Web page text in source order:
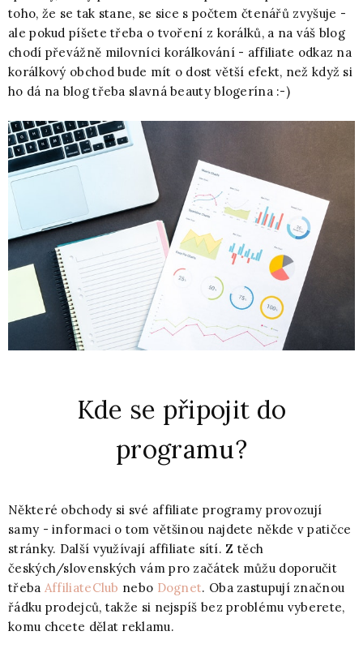
toho, že se tak stane, se sice s počtem čtenářů zvyšuje -
ale pokud píšete třeba o tvoření z korálků, a na váš blog
chodí převážně milovníci korálkování - affiliate odkaz na
korálkový obchod bude mít o dost větší efekt, než když si
ho dá na blog třeba slavná beauty blogerína :-)
Kde se připojit do
programu?
Některé obchody si své affiliate programy provozují
samy - informaci o tom většinou najdete někde v patičce
stránky. Další využívají affiliate sítí. Z těch
českých/slovenských vám pro začátek můžu doporučit
třeba AffiliateClub nebo Dognet. Oba zastupují značnou
řádku prodejců, takže si nejspíš bez problému vyberete,
komu chcete dělat reklamu.